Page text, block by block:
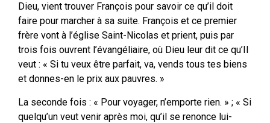
Dieu, vient trouver François pour savoir ce qu’il doit
faire pour marcher à sa suite. François et ce premier
frère vont à l’église Saint-Nicolas et prient, puis par
trois fois ouvrent l’évangéliaire, où Dieu leur dit ce qu’Il
veut : « Si tu veux être parfait, va, vends tous tes biens
et donnes-en le prix aux pauvres. »
La seconde fois : « Pour voyager, n’emporte rien. » ; « Si
quelqu’un veut venir après moi, qu’il se renonce lui-